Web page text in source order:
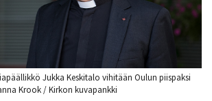
Jukka Keskitalo vihitään Oulun piispaksi
Krook / Kirkon kuvapankki